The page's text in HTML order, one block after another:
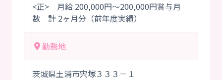
<正> 月給 200,000円～200,000円賞与月
数 計 2ヶ月分（前年度実績）
勤務地
茨城県土浦市宍塚３３３－１